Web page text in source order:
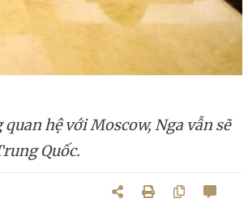
hệ với Moscow, Nga vẫn sẽ
Quốc.